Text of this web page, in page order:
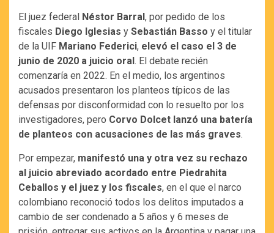
El juez federal Néstor Barral, por pedido de los
fiscales Diego Iglesias y Sebastián Basso y el titular
de la UIF Mariano Federici, elevó el caso el 3 de
junio de 2020 a juicio oral. El debate recién
comenzaría en 2022. En el medio, los argentinos
acusados presentaron los planteos típicos de las
defensas por disconformidad con lo resuelto por los
investigadores, pero Corvo Dolcet lanzó una batería
de planteos con acusaciones de las más graves.
Por empezar, manifestó una y otra vez su rechazo
al juicio abreviado acordado entre Piedrahita
Ceballos y el juez y los fiscales, en el que el narco
colombiano reconoció todos los delitos imputados a
cambio de ser condenado a 5 años y 6 meses de